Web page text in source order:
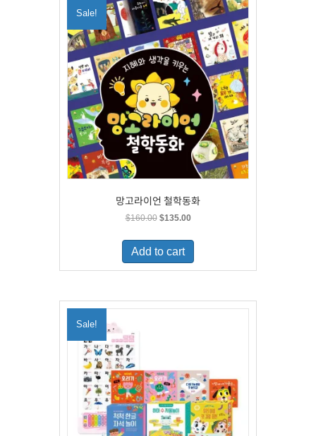
Sale!
망고라이언 철학동화
$160.00 Original
was:
$160.00.
$135.00Current
is:
Add to cart
Sale!